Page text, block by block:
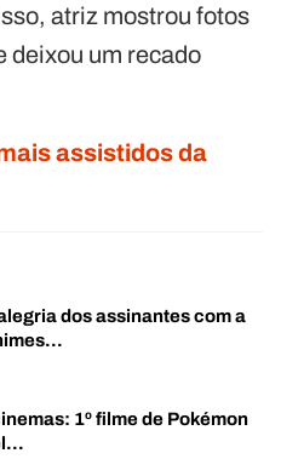
atriz mostrou fotos
deixou um recado
assistidos da
dos assinantes com a
1º filme de Pokémon